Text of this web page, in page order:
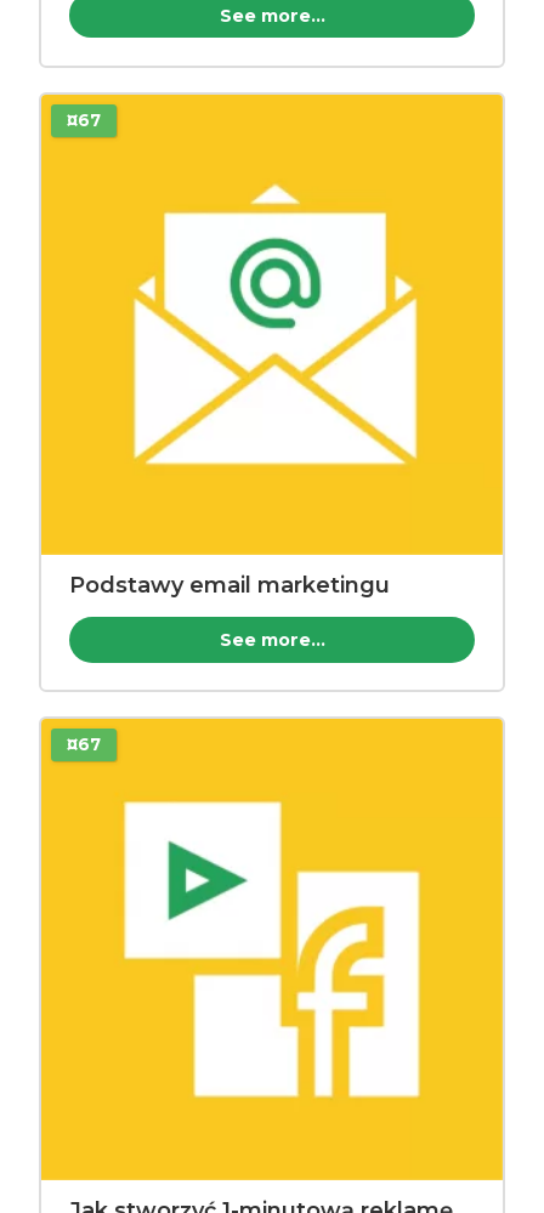
See more...
¤67
Podstawy email marketingu
See more...
¤67